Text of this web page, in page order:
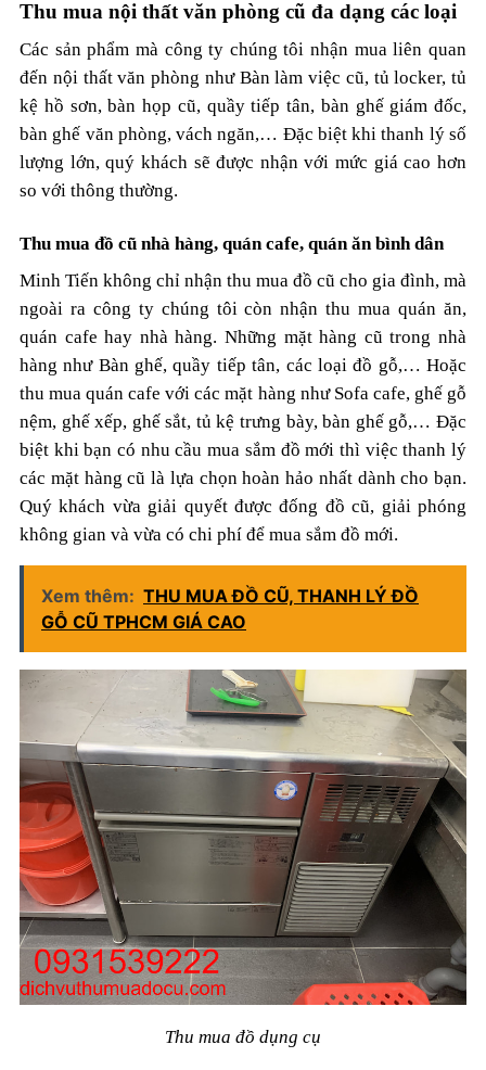
Thu mua nội thất văn phòng cũ đa dạng các loại
Các sản phẩm mà công ty chúng tôi nhận mua liên quan
đến nội thất văn phòng như Bàn làm việc cũ, tủ locker, tủ
kệ hồ sơn, bàn họp cũ, quầy tiếp tân, bàn ghế giám đốc,
bàn ghế văn phòng, vách ngăn,… Đặc biệt khi thanh lý số
lượng lớn, quý khách sẽ được nhận với mức giá cao hơn
so với thông thường.
Thu mua đồ cũ nhà hàng, quán cafe, quán ăn bình dân
Minh Tiến không chỉ nhận thu mua đồ cũ cho gia đình, mà
ngoài ra công ty chúng tôi còn nhận thu mua quán ăn,
quán cafe hay nhà hàng. Những mặt hàng cũ trong nhà
hàng như Bàn ghế, quầy tiếp tân, các loại đồ gỗ,… Hoặc
thu mua quán cafe với các mặt hàng như Sofa cafe, ghế gỗ
nệm, ghế xếp, ghế sắt, tủ kệ trưng bày, bàn ghế gỗ,… Đặc
biệt khi bạn có nhu cầu mua sắm đồ mới thì việc thanh lý
các mặt hàng cũ là lựa chọn hoàn hảo nhất dành cho bạn.
Quý khách vừa giải quyết được đống đồ cũ, giải phóng
không gian và vừa có chi phí để mua sắm đồ mới.
Xem thêm: THU MUA ĐỒ CŨ, THANH LÝ ĐỒ
GỖ CŨ TPHCM GIÁ CAO
Thu mua đồ dụng cụ